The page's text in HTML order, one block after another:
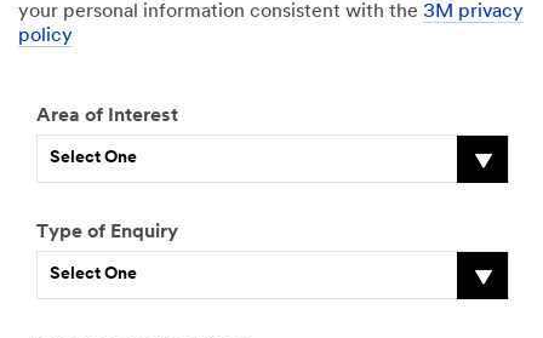
your personal information consistent with the 3M privacy
policy
Area of Interest
Select One
Type of Enquiry
Select One